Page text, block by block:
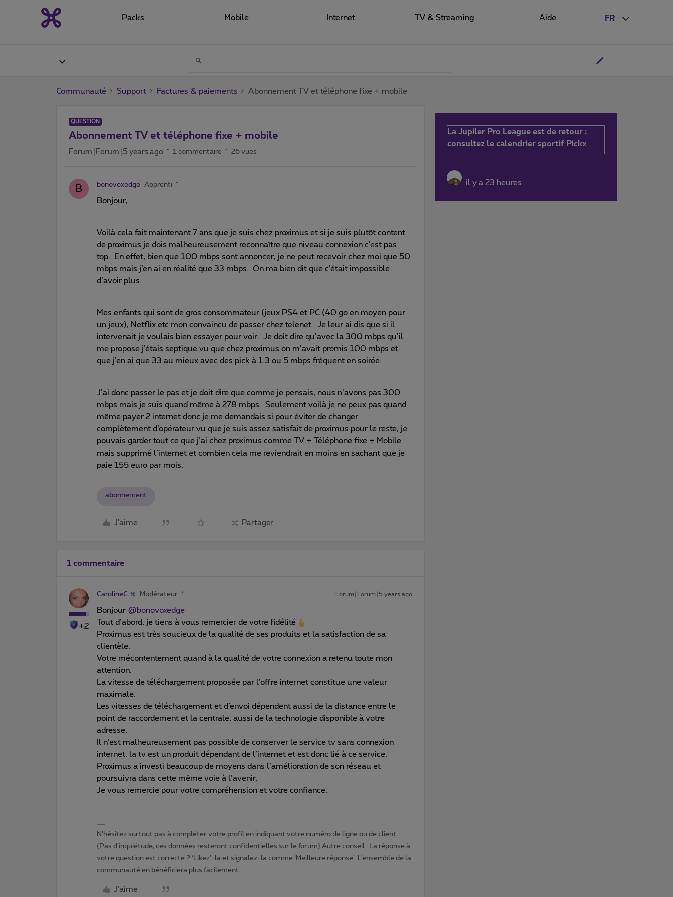
FR
Packs Mobile Internet TV & Streaming Aide
Communauté Support Factures & paiements Abonnement TV et téléphone fixe + mobile
QUESTION
Abonnement TV et téléphone fixe + mobile
Forum|Forum|5 years ago 1 commentaire 26 vues
B bonovoxedge Apprenti
Bonjour,
Voilà cela fait maintenant 7 ans que je suis chez proximus et si je suis plutôt content
de proximus je dois malheureusement reconnaître que niveau connexion c’est pas
top. En effet, bien que 100 mbps sont annoncer, je ne peut recevoir chez moi que 50
mbps mais j’en ai en réalité que 33 mbps. On ma bien dit que c’était impossible
d’avoir plus.
Mes enfants qui sont de gros consommateur (jeux PS4 et PC (40 go en moyen pour
un jeux), Netflix etc mon convaincu de passer chez telenet. Je leur ai dis que si il
intervenait je voulais bien essayer pour voir. Je doit dire qu’avec la 300 mbps qu’il
me propose j’étais septique vu que chez proximus on m’avait promis 100 mbps et
que j’en ai que 33 au mieux avec des pick à 1.3 ou 5 mbps fréquent en soirée.
J’ai donc passer le pas et je doit dire que comme je pensais, nous n’avons pas 300
mbps mais je suis quand même à 278 mbps. Seulement voilà je ne peux pas quand
même payer 2 internet donc je me demandais si pour éviter de changer
complètement d’opérateur vu que je suis assez satisfait de proximus pour le reste, je
pouvais garder tout ce que j’ai chez proximus comme TV + Téléphone fixe + Mobile
mais supprimé l’internet et combien cela me reviendrait en moins en sachant que je
paie 155 euro par mois.
abonnement
J'aime Partager
1 commentaire
+2
CarolineC Modérateur Forum|Forum|5 years ago
Bonjour @bonovoxedge
Tout d’abord, je tiens à vous remercier de votre fidélité
Proximus est très soucieux de la qualité de ses produits et la satisfaction de sa
clientèle.
Votre mécontentement quand à la qualité de votre connexion a retenu toute mon
attention.
La vitesse de téléchargement proposée par l’offre internet constitue une valeur
maximale.
Les vitesses de téléchargement et d’envoi dépendent aussi de la distance entre le
point de raccordement et la centrale, aussi de la technologie disponible à votre
adresse.
Il n’est malheureusement pas possible de conserver le service tv sans connexion
internet, la tv est un produit dépendant de l’internet et est donc lié à ce service.
Proximus a investi beaucoup de moyens dans l’amélioration de son réseau et
poursuivra dans cette même voie à l’avenir.
Je vous remercie pour votre compréhension et votre confiance.
N'hésitez surtout pas à compléter votre profil en indiquant votre numéro de ligne ou de client.
(Pas d'inquiétude, ces données resteront confidentielles sur le forum) Autre conseil : La réponse à
votre question est correcte ? ‘Likez’-la et signalez-la comme ‘Meilleure réponse’. L’ensemble de la
communauté en bénéficiera plus facilement.
J'aime
La Jupiler Pro League est de retour :
consultez le calendrier sportif Pickx
il y a 23 heures